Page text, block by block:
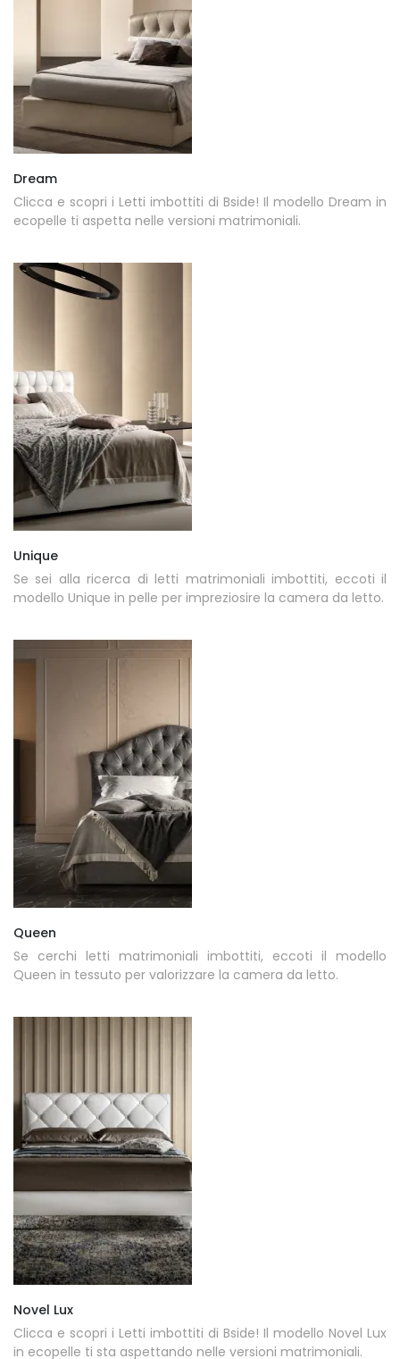
Dream
Clicca e scopri i Letti imbottiti di Bside! Il modello Dream in
ecopelle ti aspetta nelle versioni matrimoniali.
Unique
Se sei alla ricerca di letti matrimoniali imbottiti, eccoti il
modello Unique in pelle per impreziosire la camera da letto.
Queen
Se cerchi letti matrimoniali imbottiti, eccoti il modello
Queen in tessuto per valorizzare la camera da letto.
Novel Lux
Clicca e scopri i Letti imbottiti di Bside! Il modello Novel Lux
in ecopelle ti sta aspettando nelle versioni matrimoniali.